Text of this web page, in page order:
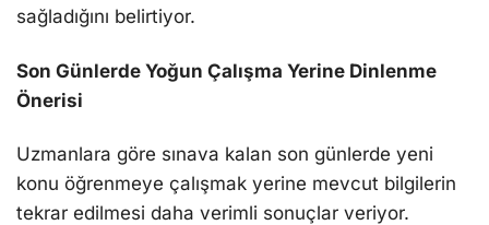
sağladığını belirtiyor.
Son Günlerde Yoğun Çalışma Yerine Dinlenme
Önerisi
Uzmanlara göre sınava kalan son günlerde yeni
konu öğrenmeye çalışmak yerine mevcut bilgilerin
tekrar edilmesi daha verimli sonuçlar veriyor.